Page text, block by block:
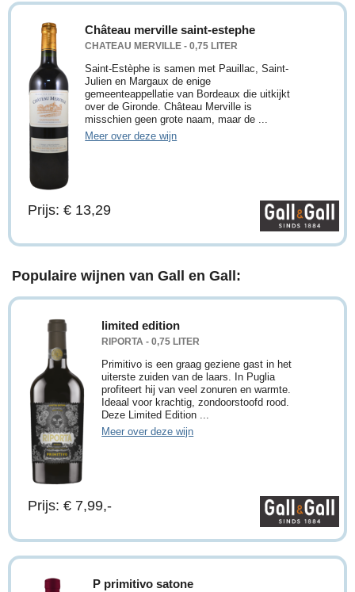
Château merville saint-estephe
CHATEAU MERVILLE - 0,75 LITER
Saint-Estèphe is samen met Pauillac, Saint-
Julien en Margaux de enige
gemeenteappellatie van Bordeaux die uitkijkt
over de Gironde. Château Merville is
misschien geen grote naam, maar de ...
Meer over deze wijn
Prijs: € 13,29
Populaire wijnen van Gall en Gall:
limited edition
RIPORTA - 0,75 LITER
Primitivo is een graag geziene gast in het
uiterste zuiden van de laars. In Puglia
profiteert hij van veel zonuren en warmte.
Ideaal voor krachtig, zondoorstoofd rood.
Deze Limited Edition ...
Meer over deze wijn
Prijs: € 7,99,-
P primitivo satone